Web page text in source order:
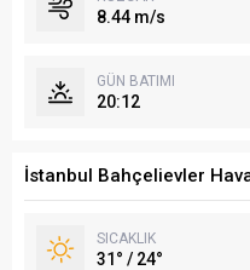
8.44 m/s
GÜN BATIMI
20:12
İstanbul Bahçelievler
SICAKLIK
31° / 24°